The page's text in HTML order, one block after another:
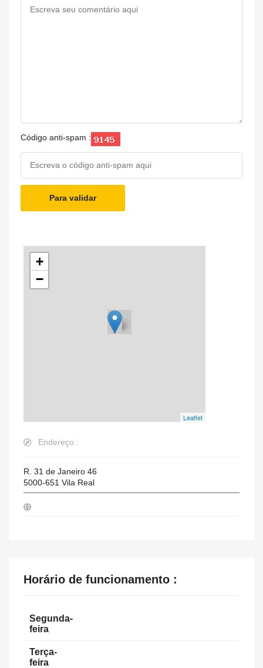
Código anti-spam :
Para validar
+
−
Leaflet
Endereço :
R. 31 de Janeiro 46
5000-651 Vila Real
Horário de funcionamento :
Segunda-
feira
Terça-
feira